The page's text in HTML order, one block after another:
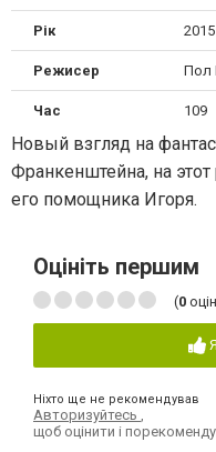
Рік 2015
Режисер Пол
Час 109
Новый взгляд на
Франкенштейна, на
его помощника Игоря.
Оцініть першим
(0
Ніхто ще не рекомендував
Авторизуйтесь ,
щоб оцінити і